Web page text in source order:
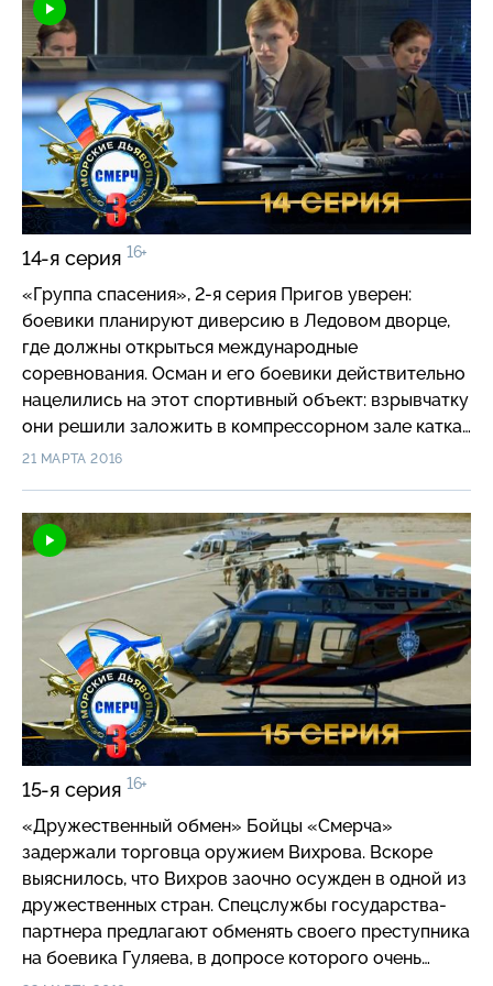
найти бесследно исчезнувшего Скрипача.
14-я серия 16+
«Группа спасения», 2-я серия Пригов уверен:
боевики планируют диверсию в Ледовом дворце,
где должны открыться международные
соревнования. Осман и его боевики действительно
нацелились на этот спортивный объект: взрывчатку
они решили заложить в компрессорном зале катка.
«Смерч» обследует здание, а бойцы
взрывчатку удается уже после того, как
террористы активировали заряд. Пока «Смерч» в
полном составе пытается нагнать убегающих
бандитов, Бизон с Физиком пытаются обезвредить
бомбу…
21 МАРТА 2016
15-я серия 16+
«Дружественный обмен» Бойцы «Смерча»
задержали торговца оружием Вихрова. Вскоре
выяснилось, что Вихров заочно осужден в одной из
дружественных стран. Спецслужбы государства-
партнера предлагают обменять своего преступника
на боевика Гуляева, в допросе которого очень